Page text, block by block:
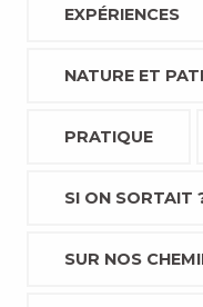
EXPÉRIENCES
NATURE ET
PRATIQUE
SI ON SORTAIT
SUR NOS